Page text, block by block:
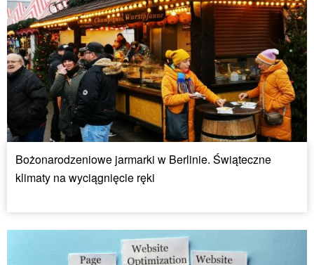
Bożonarodzeniowe jarmarki w Berlinie. Świąteczne
klimaty na wyciągnięcie ręki